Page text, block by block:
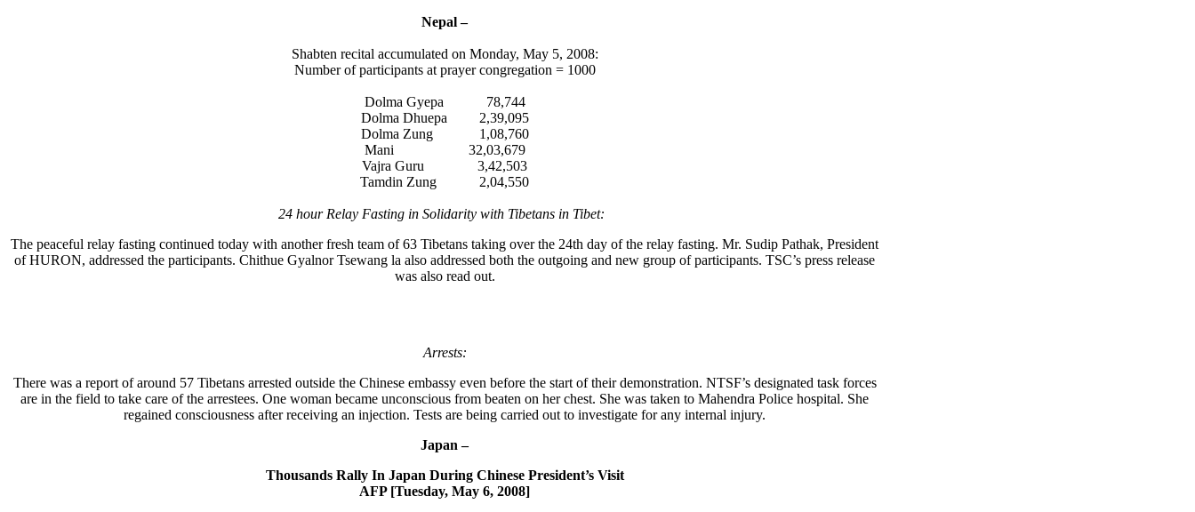
Nepal –
Shabten recital accumulated on Monday, May 5, 2008:
Number of participants at prayer congregation = 1000
Dolma Gyepa 78,744
Dolma Dhuepa 2,39,095
Dolma Zung 1,08,760
Mani 32,03,679
Vajra Guru 3,42,503
Tamdin Zung 2,04,550
24 hour Relay Fasting in Solidarity with Tibetans in Tibet:
The peaceful relay fasting continued today with another fresh team of 63 Tibetans taking over the 24th day of the relay fasting. Mr. Sudip Pathak, President
of HURON, addressed the participants. Chithue Gyalnor Tsewang la also addressed both the outgoing and new group of participants. TSC’s press release
was also read out.
Arrests:
There was a report of around 57 Tibetans arrested outside the Chinese embassy even before the start of their demonstration. NTSF’s designated task forces
are in the field to take care of the arrestees. One woman became unconscious from beaten on her chest. She was taken to Mahendra Police hospital. She
regained consciousness after receiving an injection. Tests are being carried out to investigate for any internal injury.
Japan –
Thousands Rally In Japan During Chinese President’s Visit
AFP [Tuesday, May 6, 2008]